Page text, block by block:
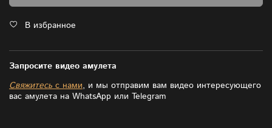
В избранное
Запросите видео амулета
Свяжитесьс нами, и мы отправим вам видео интересующего
вас амулета на WhatsApp или Telegram